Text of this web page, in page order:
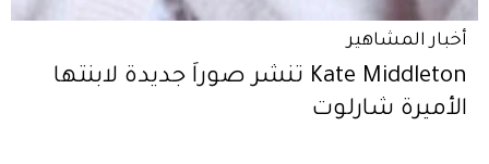
أخبار المشاهير
Kate Middleton تنشر صوراً جديدة لابنتها
الأميرة شارلوت